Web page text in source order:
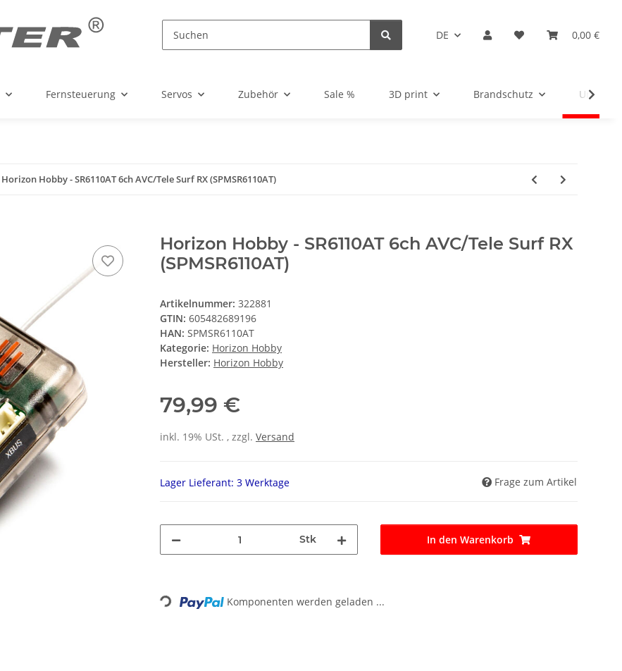
DE 0,00 €
Fernsteuerung Servos Zubehör Sale % 3D print Brandschutz
Horizon Hobby - SR6110AT 6ch AVC/Tele Surf RX (SPMSR6110AT)
Horizon Hobby - SR6110AT 6ch AVC/Tele Surf RX
(SPMSR6110AT)
Artikelnummer: 322881
GTIN: 605482689196
HAN: SPMSR6110AT
Kategorie: Horizon Hobby
Hersteller: Horizon Hobby
79,99 €
inkl. 19% USt. , zzgl. Versand
Lager Lieferant: 3 Werktage Frage zum Artikel
Stk In den Warenkorb
Loading... Komponenten werden geladen ...